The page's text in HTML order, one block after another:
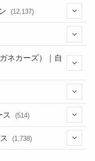
(12,137)
(352)
ネカーズ）｜自
ス (514)
(1,738)